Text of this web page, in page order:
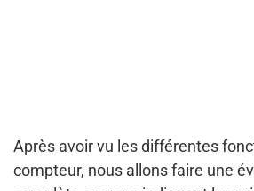
Après avoir vu les différentes
compteur, nous allons faire une